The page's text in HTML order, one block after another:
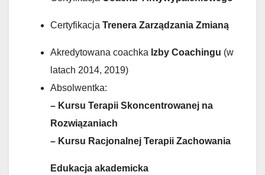
Certyfikacja Trenera Zarządzania Zmianą
Akredytowana coachka Izby Coachingu (w
latach 2014, 2019)
Absolwentka:
– Kursu Terapii Skoncentrowanej na
Rozwiązaniach
– Kursu Racjonalnej Terapii Zachowania
Edukacja akademicka